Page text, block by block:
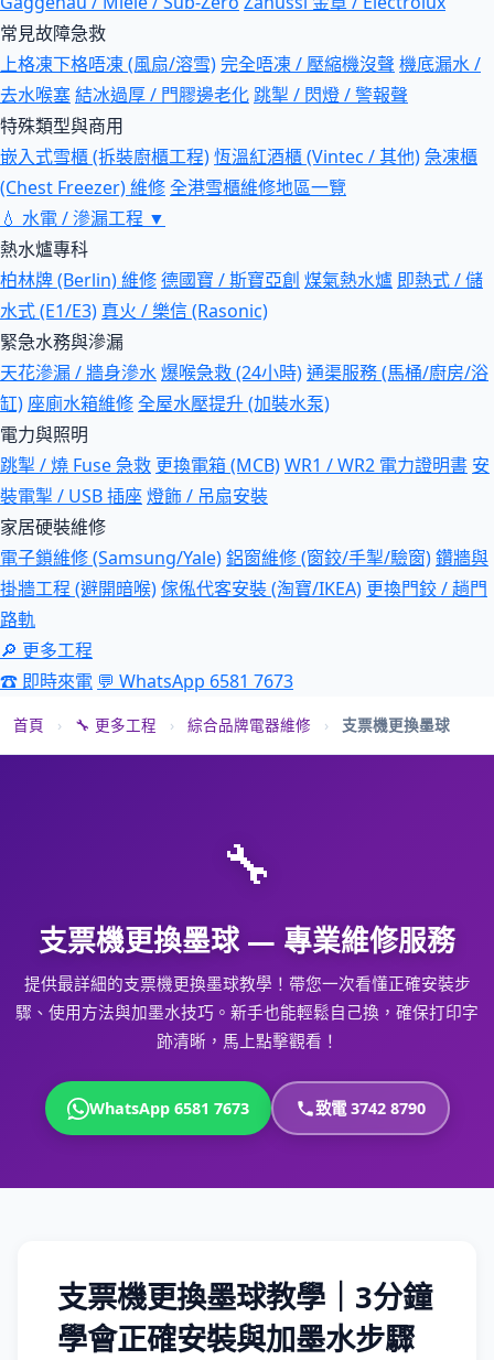
常見故障急救
上格凍下格唔凍 (風扇/溶雪)完全唔凍 / 壓縮機沒聲 機底漏水 /
去水喉塞結冰過厚 / 門膠邊老化跳掣 / 閃燈 / 警報聲
特殊類型與商用
嵌入式雪櫃 (拆裝廚櫃工程)恆溫紅酒櫃 (Vintec / 其他)急凍櫃
(Chest Freezer) 維修全港雪櫃維修地區一覽
💧 水電 / 滲漏工程 ▼
熱水爐專科
柏林牌 (Berlin) 維修德國寶 / 斯寶亞創 煤氣熱水爐 即熱式 / 儲
水式 (E1/E3) 真火 / 樂信 (Rasonic)
緊急水務與滲漏
天花滲漏 / 牆身滲水爆喉急救 (24小時)通渠服務 (馬桶/廚房/浴
缸) 座廁水箱維修全屋水壓提升 (加裝水泵)
電力與照明
跳掣 / 燒 Fuse 急救 更換電箱 (MCB)WR1 / WR2 電力證明書 安
裝電掣 / USB 插座燈飾 / 吊扇安裝
家居硬裝維修
電子鎖維修 (Samsung/Yale)鋁窗維修 (窗鉸/手掣/驗窗)鑽牆與
掛牆工程 (避開暗喉)傢俬代客安裝 (淘寶/IKEA) 更換門鉸 / 趟門
路軌
🔎 更多工程
☎ 即時來電 💬 WhatsApp 6581 7673
首頁 › 🔧 更多工程 › 綜合品牌電器維修 › 支票機更換墨球
🔧
支票機更換墨球 — 專業維修服務
提供最詳細的支票機更換墨球教學！帶您一次看懂正確安裝步
驟、使用方法與加墨水技巧。新手也能輕鬆自己換，確保打印字
跡清晰，馬上點擊觀看！
WhatsApp 6581 7673 致電 3742 8790
支票機更換墨球教學｜3分鐘
學會正確安裝與加墨水步驟